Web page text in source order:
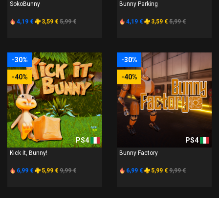
SokoBunny
4,19 € 3,59 € 5,99 €
Bunny Parking
4,19 € 3,59 € 5,99 €
-30%
-40%
PS4
Kick it, Bunny!
6,99 € 5,99 € 9,99 €
-30%
-40%
PS4
Bunny Factory
6,99 € 5,99 € 9,99 €